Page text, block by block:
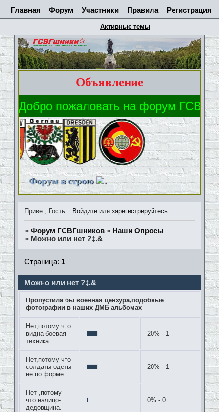
Главная Форум Участники Правила Регистрация
Активные темы
Объявление
Форум в строю .
Привет, Гость! Войдитеили зарегистрируйтесь.
»Форум ГСВГшников » Наши Опросы
» Можно или нет ?‡.&
Можно или нет ?‡.&
Страница: 1
Пропустила бы военная цензура,подобные
фотографии в наших ДМБ альбомах
Нет,потому что
видна боевая
техника.
20% - 1
Нет,потому что
солдаты одеты
не по форме.
20% - 1
Нет ,потому
что налицо-
дедовщина.
0% - 0